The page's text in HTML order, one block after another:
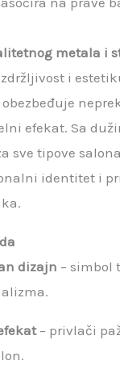
metala i
i
efekat. Sa
sve tipove
identitet i
dizajn – simbol
– privlači